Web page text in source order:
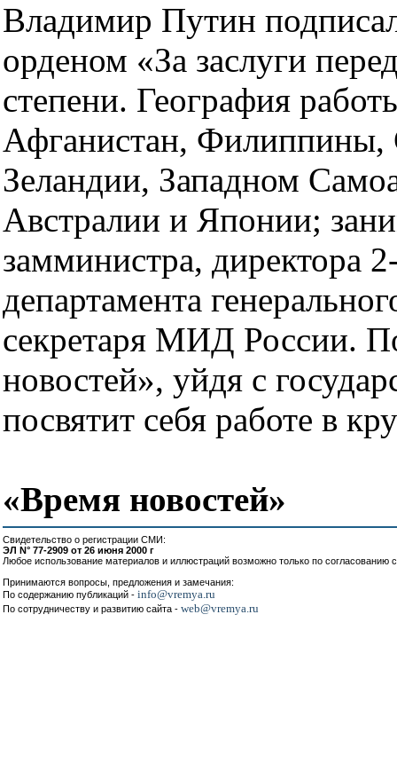
Владимир Путин
орденом «За заслуги
степени. География
Афганистан,
Зеландии, Западном
Австралии и Японии;
замминистра, директора
департамента
секретаря МИД России.
новостей», уйдя с
посвятит себя работе в
«Время новостей»
Свидетельство о регистрации СМИ:
ЭЛ N° 77-2909 от 26 июня 2000 г
Любое использование материалов и иллюстраций возможно только по согласованию
Принимаются вопросы, предложения и замечания:
По содержанию публикаций - info@vremya.ru
По сотрудничеству и развитию сайта - web@vremya.ru